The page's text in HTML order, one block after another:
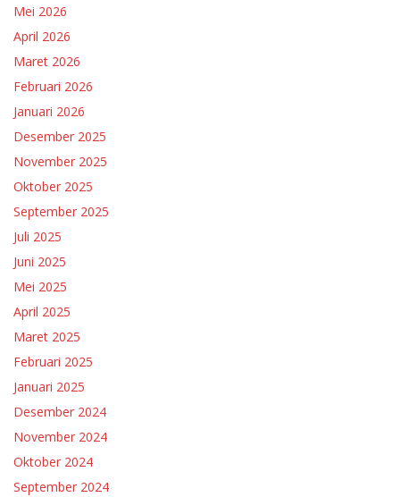
Mei 2026
April 2026
Maret 2026
Februari 2026
Januari 2026
Desember 2025
November 2025
Oktober 2025
September 2025
Juli 2025
Juni 2025
Mei 2025
April 2025
Maret 2025
Februari 2025
Januari 2025
Desember 2024
November 2024
Oktober 2024
September 2024